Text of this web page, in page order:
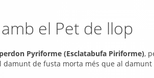
el Pet de llop
Pyriforme (Esclatabufa Piriforme),
de fusta morta més que al damunt